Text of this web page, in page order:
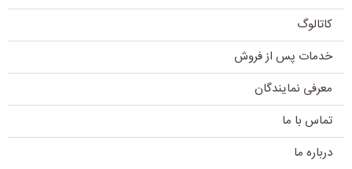
کاتالوگ
خدمات پس از فروش
معرفی نمایندگان
تماس با ما
درباره ما